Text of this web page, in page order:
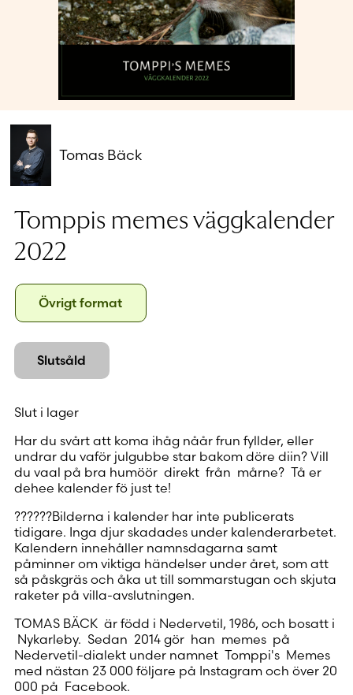
Glömt ditt lösenord?
Har du inget konto?
Skapa nytt konto
Tomas Bäck
Tomppis memes väggkalender
2022
Format
Övrigt formatÖvrigt
format
Slutsåld
Slut i lager
Har du svårt att koma ihåg nåår frun fyllder, eller
undrar du vaför julgubbe star bakom döre diin? Vill
du vaal på bra humöör direkt från mårne? Tå er
dehee kalender fö just te!
??????Bilderna i kalender har inte publicerats
tidigare. Inga djur skadades under kalenderarbetet.
Kalendern innehåller namnsdagarna samt
påminner om viktiga händelser under året, som att
så påskgräs och åka ut till sommarstugan och skjuta
raketer på villa-avslutningen.
TOMAS BÄCK är född i Nedervetil, 1986, och bosatt i
Nykarleby. Sedan 2014 gör han memes på
Nedervetil-dialekt under namnet Tomppi's Memes
med nästan 23 000 följare på Instagram och över 20
000 på Facebook.